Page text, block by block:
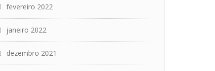
fevereiro 2022
janeiro 2022
dezembro 2021